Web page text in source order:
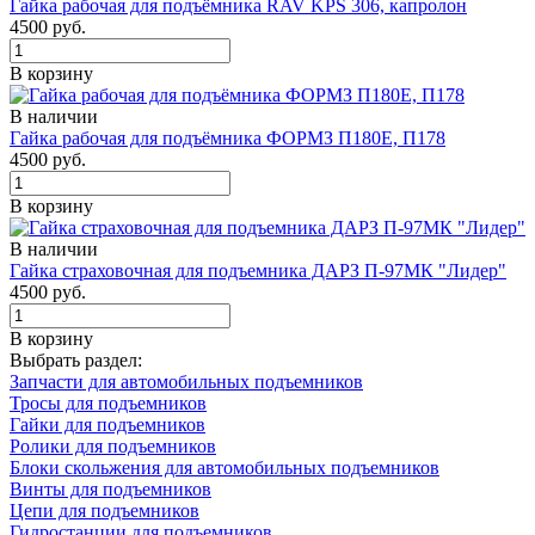
Гайка рабочая для подъёмника RAV KPS 306, капролон
4500 руб.
В корзину
В наличии
Гайка рабочая для подъёмника ФОРМЗ П180Е, П178
4500 руб.
В корзину
В наличии
Гайка страховочная для подъемника ДАРЗ П-97МК "Лидер"
4500 руб.
В корзину
Выбрать раздел:
Запчасти для автомобильных подъемников
Тросы для подъемников
Гайки для подъемников
Ролики для подъемников
Блоки скольжения для автомобильных подъемников
Винты для подъемников
Цепи для подъемников